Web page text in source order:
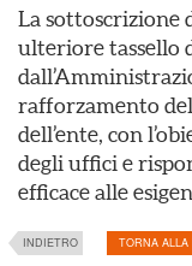
La sottoscrizione
ulteriore tassello
rafforzamento
dell’ente, con
degli uffici e
efficace alle
INDIETRO TORNA ALLA